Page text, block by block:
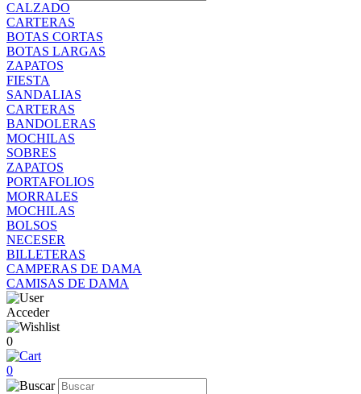
CALZADO
CARTERAS
BOTAS CORTAS
BOTAS LARGAS
ZAPATOS
FIESTA
SANDALIAS
CARTERAS
BANDOLERAS
MOCHILAS
SOBRES
ZAPATOS
PORTAFOLIOS
MORRALES
MOCHILAS
BOLSOS
NECESER
BILLETERAS
CAMPERAS DE DAMA
CAMISAS DE DAMA
Acceder
0
0